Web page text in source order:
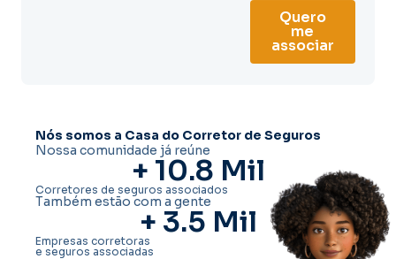
Quero
me
associar
Nós somos a Casa do Corretor de Seguros
Nossa comunidade já reúne
+ 10.8 Mil
Corretores de seguros associados
Também estão com a gente
+ 3.5 Mil
Empresas corretoras
e seguros associadas